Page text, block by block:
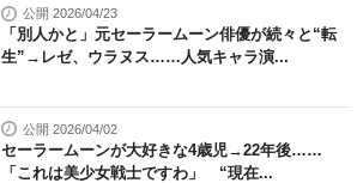
公開 2026/04/23
「別人かと」元セーラームーン俳優が続々と“転
生”→レゼ、ウラヌス……人気キャラ演...
公開 2026/04/02
セーラームーンが大好きな4歳児→22年後……
「これは美少女戦士ですわ」 “現在...